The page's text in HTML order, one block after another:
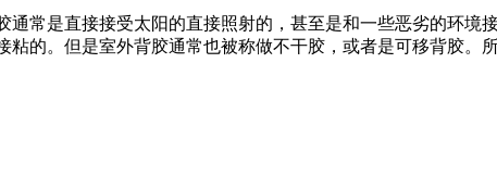
通常是直接接受太阳的直接照射的，甚至是和一些恶劣的环境
粘的。但是室外背胶通常也被称做不干胶，或者是可移背胶。